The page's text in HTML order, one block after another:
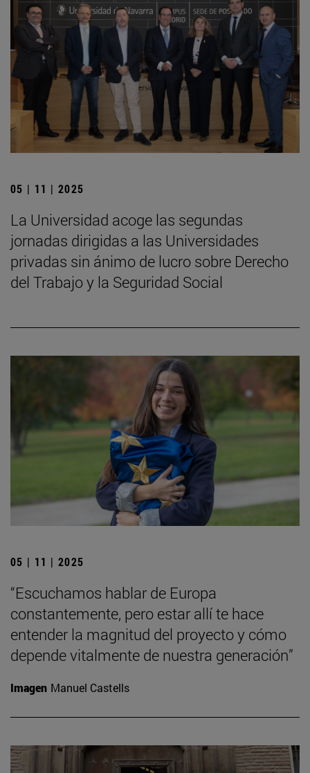
05 | 11 | 2025
La Universidad acoge las segundas
jornadas dirigidas a las Universidades
privadas sin ánimo de lucro sobre Derecho
del Trabajo y la Seguridad Social
05 | 11 | 2025
“Escuchamos hablar de Europa
constantemente, pero estar allí te hace
entender la magnitud del proyecto y cómo
depende vitalmente de nuestra generación”
Imagen Manuel Castells